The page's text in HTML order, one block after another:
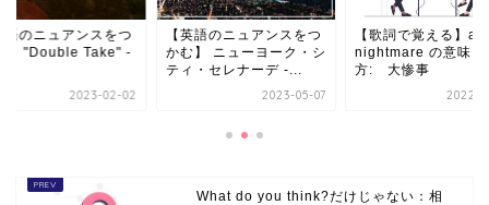
語のニュアンスをつ
】 "Double Take" -
2023-02-02
【英語のニュアンスをつ
かむ】 ニューヨーク・シ
ティ・セレナーデ -...
2023-05-07
【歌詞で覚える】a
nightmare の意味と
方: 大惨事
2022-
What do you think?だけじゃない：相